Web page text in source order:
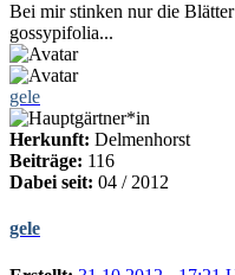
Bei mir stinken nur die
gossypifolia...
gele
Herkunft: Delmenhorst
Beiträge: 116
Dabei seit: 04 / 2012
gele